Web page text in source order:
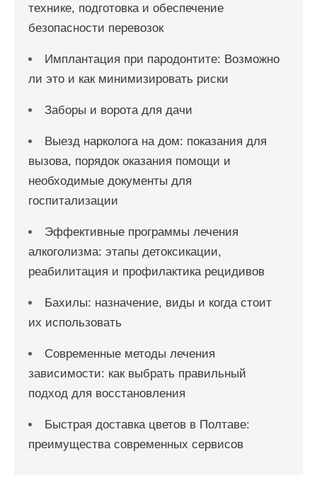
технике, подготовка и обеспечение
безопасности перевозок
Имплантация при пародонтите: Возможно
ли это и как минимизировать риски
Заборы и ворота для дачи
Выезд нарколога на дом: показания для
вызова, порядок оказания помощи и
необходимые документы для
госпитализации
Эффективные программы лечения
алкоголизма: этапы детоксикации,
реабилитация и профилактика рецидивов
Бахилы: назначение, виды и когда стоит
их использовать
Современные методы лечения
зависимости: как выбрать правильный
подход для восстановления
Быстрая доставка цветов в Полтаве:
преимущества современных сервисов